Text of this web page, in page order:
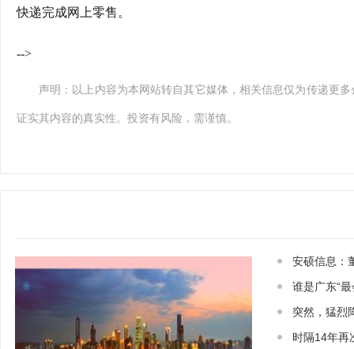
快递完成网上零售。
-->
声明：以上内容为本网站转自其它媒体，相关信息仅为传递更
证实其内容的真实性。投资有风险，需谨慎。
安硕信息：
谁是广东“
突然，猛烈
时隔14年再